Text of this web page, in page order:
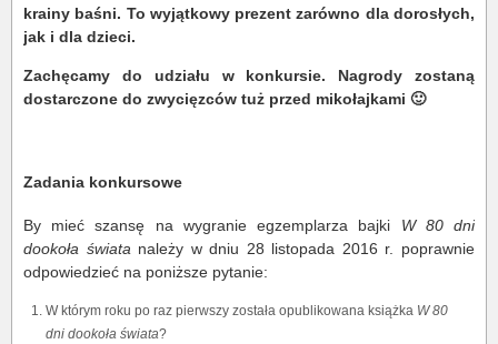
krainy baśni. To wyjątkowy prezent zarówno dla dorosłych,
jak i dla dzieci.
Zachęcamy do udziału w konkursie. Nagrody zostaną
dostarczone do zwycięzców tuż przed mikołajkami 🙂
Zadania konkursowe
By mieć szansę na wygranie egzemplarza bajki W 80 dni
dookoła świata należy w dniu 28 listopada 2016 r. poprawnie
odpowiedzieć na poniższe pytanie:
W którym roku po raz pierwszy została opublikowana książka W 80
dni dookoła świata?